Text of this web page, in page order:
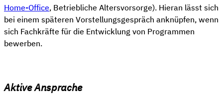
Home-Office, Betriebliche Altersvorsorge). Hieran lässt sich
bei einem späteren Vorstellungsgespräch anknüpfen, wenn
sich Fachkräfte für die Entwicklung von Programmen
bewerben.
Aktive Ansprache